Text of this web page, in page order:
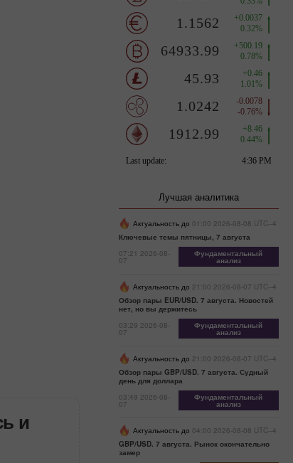
и
Лучшая аналитика
Актуальность до 01:00 2026-08-08 UTC--4
Ключевые темы пятницы, 7 августа
07:21 2026-08-
07
Фундаментальный
анализ
Актуальность до 21:00 2026-08-07 UTC--4
Обзор пары EUR/USD. 7 августа. Новостей
нет, но вы держитесь
03:29 2026-08-
07
Фундаментальный
анализ
Актуальность до 21:00 2026-08-07 UTC--4
Обзор пары GBP/USD. 7 августа. Судный
день для доллара
03:49 2026-08-
07
Фундаментальный
анализ
Актуальность до 04:00 2026-08-08 UTC--4
GBP/USD. 7 августа. Рынок окончательно
замер